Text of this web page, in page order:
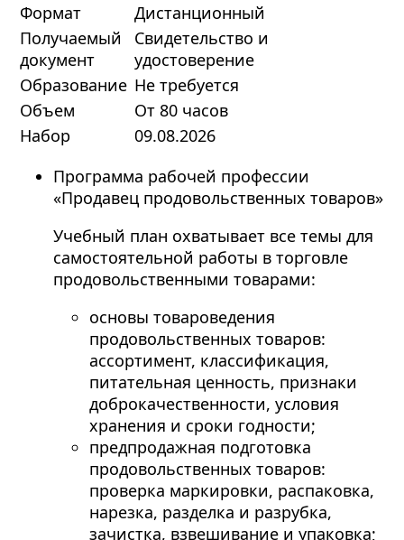
Формат
Дистанционный
Получаемый
документ
Свидетельство и
удостоверение
Образование Не требуется
Объем
От 80 часов
Набор
09.08.2026
Программа рабочей профессии
«Продавец продовольственных товаров»
Учебный план охватывает все темы для
самостоятельной работы в торговле
продовольственными товарами:
основы товароведения
продовольственных товаров:
ассортимент, классификация,
питательная ценность, признаки
доброкачественности, условия
хранения и сроки годности;
предпродажная подготовка
продовольственных товаров:
проверка маркировки, распаковка,
нарезка, разделка и разрубка,
зачистка, взвешивание и упаковка;